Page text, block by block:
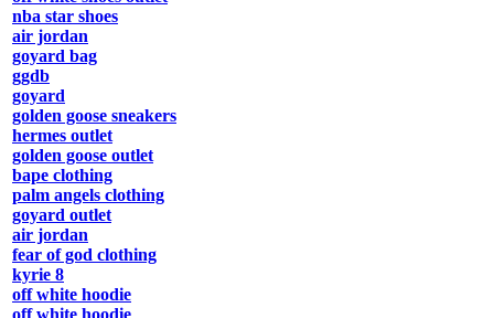
nba star shoes
air jordan
goyard bag
ggdb
goyard
golden goose sneakers
hermes outlet
golden goose outlet
bape clothing
palm angels clothing
goyard outlet
air jordan
fear of god clothing
kyrie 8
off white hoodie